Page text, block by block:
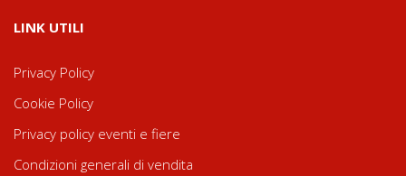
LINK UTILI
Privacy Policy
Cookie Policy
Privacy policy eventi e fiere
Condizioni generali di vendita